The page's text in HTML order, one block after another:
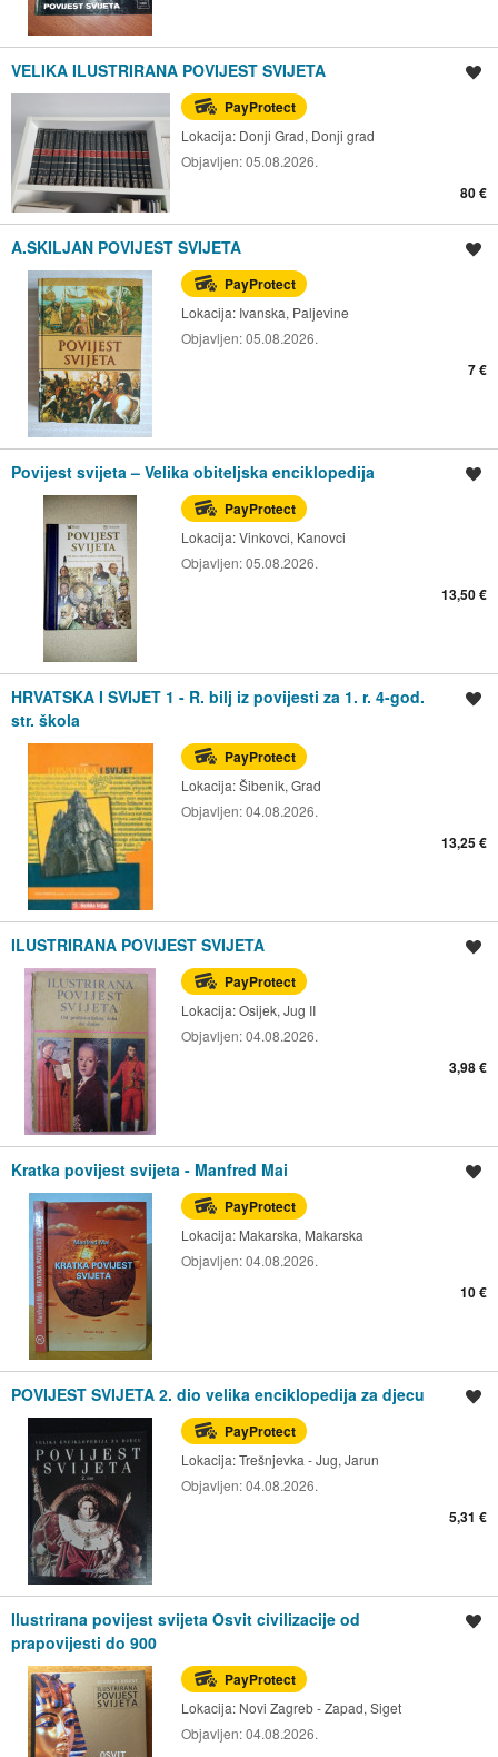
VELIKA ILUSTRIRANA POVIJEST SVIJETA
PayProtect
Lokacija: Donji Grad, Donji grad
Objavljen:05.08.2026.
80 €
A.SKILJAN POVIJEST SVIJETA
PayProtect
Lokacija: Ivanska, Paljevine
Objavljen:05.08.2026.
7 €
Povijest svijeta – Velika obiteljska enciklopedija
PayProtect
Lokacija:Vinkovci, Kanovci
Objavljen:05.08.2026.
13,50 €
HRVATSKA I SVIJET 1 - R. bilj iz povijesti za 1. r. 4-god.
str. škola
PayProtect
Lokacija:Šibenik, Grad
Objavljen:04.08.2026.
13,25 €
ILUSTRIRANA POVIJEST SVIJETA
PayProtect
Lokacija:Osijek, Jug II
Objavljen:04.08.2026.
3,98 €
Kratka povijest svijeta - Manfred Mai
PayProtect
Lokacija: Makarska, Makarska
Objavljen:04.08.2026.
10 €
POVIJEST SVIJETA 2. dio velika enciklopedija za djecu
PayProtect
Lokacija:Trešnjevka - Jug, Jarun
Objavljen:04.08.2026.
5,31 €
Ilustrirana povijest svijeta Osvit civilizacije od
prapovijesti do 900
PayProtect
Lokacija: Novi Zagreb - Zapad, Siget
Objavljen:04.08.2026.